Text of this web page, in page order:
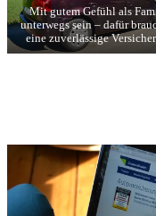
Mit gutem Gefühl als
unterwegs sein – dafür
eine zuverlässige